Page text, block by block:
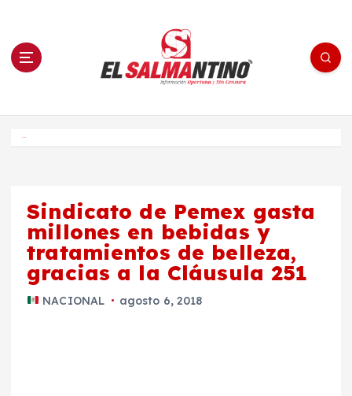
n El Salmantino - medios/noticias/editorial
Sindicato de Pemex gasta
millones en bebidas y
tratamientos de belleza,
gracias a la Cláusula 251
NACIONAL agosto 6, 2018